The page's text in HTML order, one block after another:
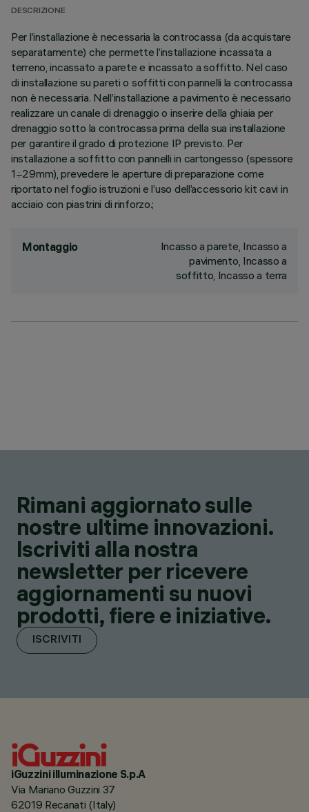
DESCRIZIONE
Per l’installazione è necessaria la controcassa (da acquistare
separatamente) che permette l’installazione incassata a
terreno, incassato a parete e incassato a soffitto. Nel caso
di installazione su pareti o soffitti con pannelli la controcassa
non è necessaria. Nell’installazione a pavimento è necessario
realizzare un canale di drenaggio o inserire della ghiaia per
drenaggio sotto la controcassa prima della sua installazione
per garantire il grado di protezione IP previsto. Per
installazione a soffitto con pannelli in cartongesso (spessore
1÷29mm), prevedere le aperture di preparazione come
riportato nel foglio istruzioni e l’uso dell’accessorio kit cavi in
acciaio con piastrini di rinforzo.;
Montaggio
Incasso a parete, Incasso a
pavimento, Incasso a
soffitto, Incasso a terra
Rimani aggiornato sulle
nostre ultime innovazioni.
Iscriviti alla nostra
newsletter per ricevere
aggiornamenti su nuovi
prodotti, fiere e iniziative.
ISCRIVITI
iGuzzini illuminazione S.p.A
Via Mariano Guzzini 37
62019 Recanati (Italy)